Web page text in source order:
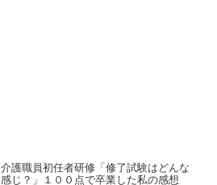
介護職員初任者研修「修了試験はどんな
感じ？」１００点で卒業した私の感想